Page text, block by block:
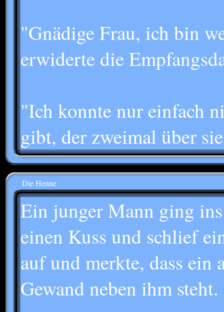
"Gnädige Frau, ich bin
erwiderte die
"Ich konnte nur einfach
gibt, der zweimal über
Die Henne
Ein junger Mann ging
einen Kuss und schlief
auf und merkte, dass
Gewand neben ihm steht.